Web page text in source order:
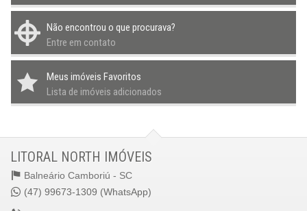
Não encontrou o que procurava?
Entre em contato
Meus imóveis Favoritos
Lista de imóveis adicionados
LITORAL NORTH IMÓVEIS
Balneário Camboriú - SC
(47) 99673-1309 (WhatsApp)